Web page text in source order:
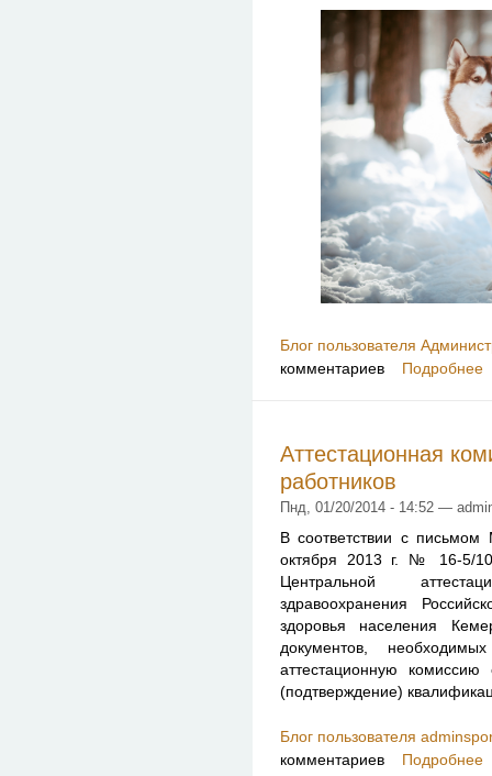
Блог пользователя
комментариев
Подробнее
Аттестационная
работников
Пнд, 01/20/2014 - 14:52 —
В соответствии с письмом
октября 2013 г. № 16-5/
Центральной
здравоохранения
здоровья населения
документов,
аттестационную
(подтверждение)
Блог пользователя
комментариев
Подробнее